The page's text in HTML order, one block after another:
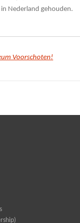
Nederland gehouden.
Voorschoten!